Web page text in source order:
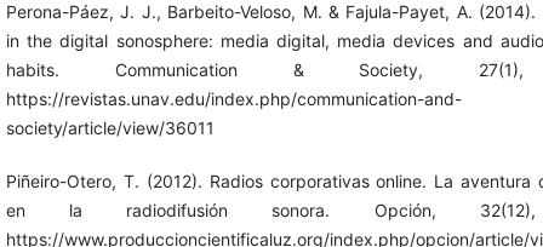
Perona-Páez, J. J., Barbeito-Veloso, M. & Fajula-Payet, A. (2014).
in the digital sonosphere: media digital, media devices and
habits. Communication & Society, 27(1),
https://revistas.unav.edu/index.php/communication-and-
society/article/view/36011
Piñeiro-Otero, T. (2012). Radios corporativas online. La aventura
en la radiodifusión sonora. Opción, 32(12),
https://www.produccioncientificaluz.org/index.php/opcion/article/